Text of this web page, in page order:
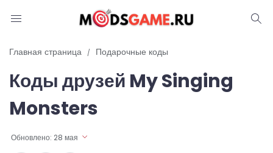
Блог
Читы и коды
Промокоды
Ошибки
Главная страница Подарочные коды
Коды друзей My Singing
Monsters
Обновлено: 28 мая